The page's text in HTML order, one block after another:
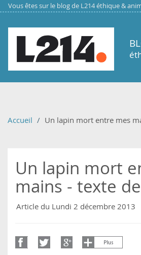
Aller au contenu principal
Vous êtes sur le blog de L214 éthique &
Accueil Un lapin mort entre mes
Un lapin mort
mains - texte
Article du Lundi 2 décembre 2013